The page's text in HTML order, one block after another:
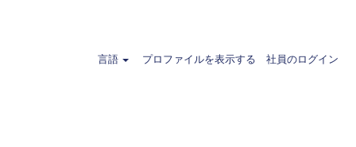
言語 プロファイルを表示する 社員のログイン